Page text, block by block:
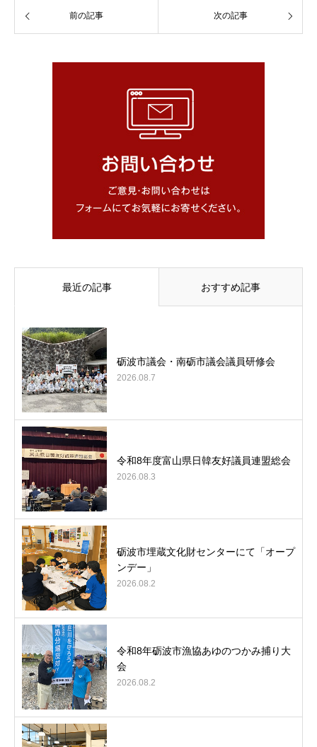
前の記事 次の記事
最近の記事 おすすめ記事
砺波市議会・南砺市議会議員研修会
2026.08.7
令和8年度富山県日韓友好議員連盟総会
2026.08.3
砺波市埋蔵文化財センターにて「オープ
ンデー」
2026.08.2
令和8年砺波市漁協あゆのつかみ捕り大
会
2026.08.2